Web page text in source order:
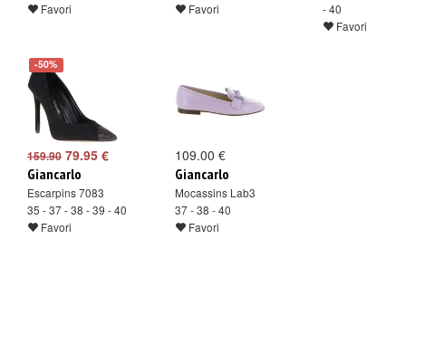
Favori
Favori
- 40
Favori
-50%
159.90 79.95 €
Giancarlo
Escarpins 7083
35 - 37 - 38 - 39 - 40
Favori
109.00 €
Giancarlo
Mocassins Lab3
37 - 38 - 40
Favori